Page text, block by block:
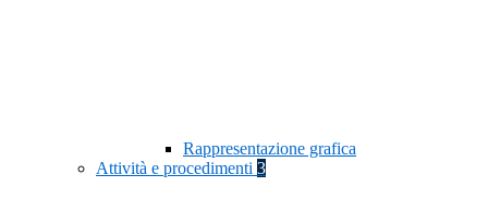
Rappresentazione grafica
Attività e procedimenti 3